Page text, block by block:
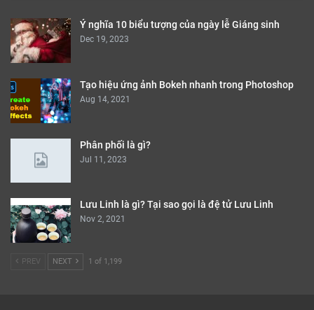
Ý nghĩa 10 biểu tượng của ngày lễ Giáng sinh
Dec 19, 2023
Tạo hiệu ứng ảnh Bokeh nhanh trong Photoshop
Aug 14, 2021
Phân phối là gì?
Jul 11, 2023
Lưu Linh là gì? Tại sao gọi là đệ tử Lưu Linh
Nov 2, 2021
PREV NEXT 1 of 1,199